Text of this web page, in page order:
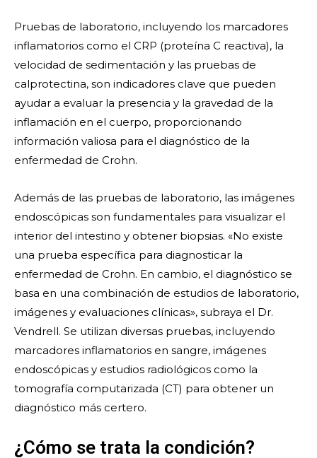
Pruebas de laboratorio, incluyendo los marcadores
inflamatorios como el CRP (proteína C reactiva), la
velocidad de sedimentación y las pruebas de
calprotectina, son indicadores clave que pueden
ayudar a evaluar la presencia y la gravedad de la
inflamación en el cuerpo, proporcionando
información valiosa para el diagnóstico de la
enfermedad de Crohn.
Además de las pruebas de laboratorio, las imágenes
endoscópicas son fundamentales para visualizar el
interior del intestino y obtener biopsias. «No existe
una prueba específica para diagnosticar la
enfermedad de Crohn. En cambio, el diagnóstico se
basa en una combinación de estudios de laboratorio,
imágenes y evaluaciones clínicas», subraya el Dr.
Vendrell. Se utilizan diversas pruebas, incluyendo
marcadores inflamatorios en sangre, imágenes
endoscópicas y estudios radiológicos como la
tomografía computarizada (CT) para obtener un
diagnóstico más certero.
¿Cómo se trata la condición?